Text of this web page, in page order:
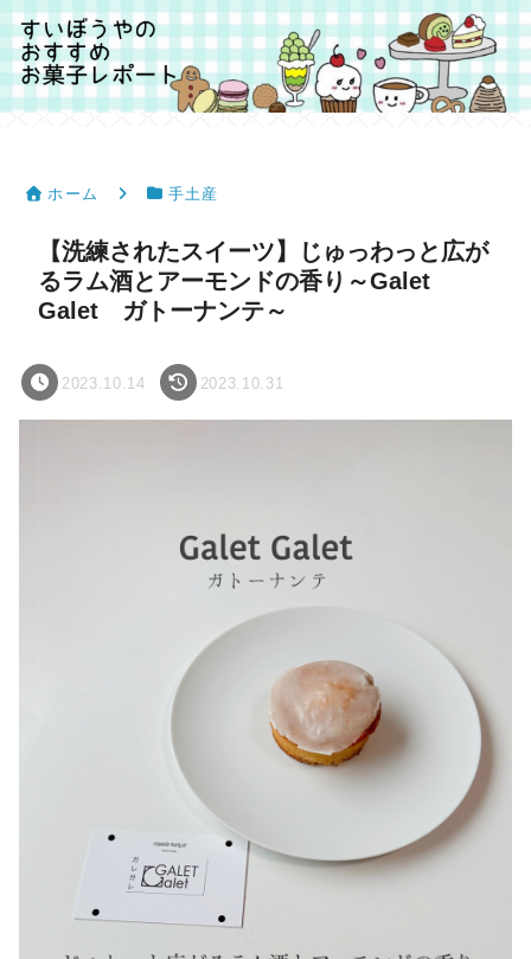
ホーム 手土産
【洗練されたスイーツ】じゅっわっと広が
るラム酒とアーモンドの香り～Galet
Galet ガトーナンテ～
2023.10.14 2023.10.31